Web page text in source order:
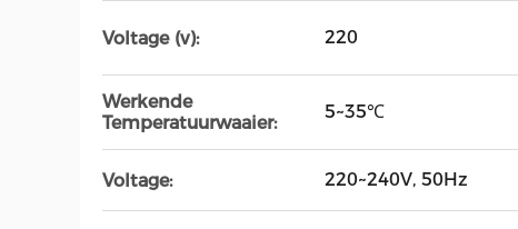
Voltage (v): 220
Werkende
Temperatuurwaaier:
5~35℃
Voltage: 220~240V, 50Hz